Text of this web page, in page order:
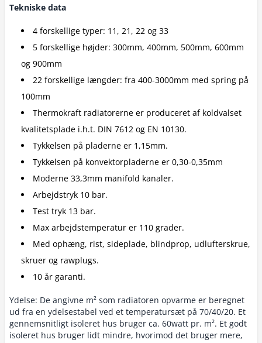
Tekniske data
4 forskellige typer: 11, 21, 22 og 33
5 forskellige højder: 300mm, 400mm, 500mm, 600mm
og 900mm
22 forskellige længder: fra 400-3000mm med spring på
100mm
Thermokraft radiatorerne er produceret af koldvalset
kvalitetsplade i.h.t. DIN 7612 og EN 10130.
Tykkelsen på pladerne er 1,15mm.
Tykkelsen på konvektorpladerne er 0,30-0,35mm
Moderne 33,3mm manifold kanaler.
Arbejdstryk 10 bar.
Test tryk 13 bar.
Max arbejdstemperatur er 110 grader.
Med ophæng, rist, sideplade, blindprop, udlufterskrue,
skruer og rawplugs.
10 år garanti.
Ydelse: De angivne m² som radiatoren opvarme er beregnet
ud fra en ydelsestabel ved et temperatursæt på 70/40/20. Et
gennemsnitligt isoleret hus bruger ca. 60watt pr. m². Et godt
isoleret hus bruger lidt mindre, hvorimod det bruger mere,